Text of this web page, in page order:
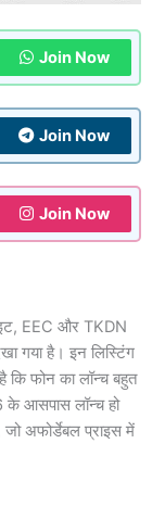
Join Now
Join Now
Join Now
EEC और TKDN
गया है। इन लिस्टिंग
कि फोन का लॉन्च बहुत
के आसपास लॉन्च हो
अफोर्डेबल प्राइस में